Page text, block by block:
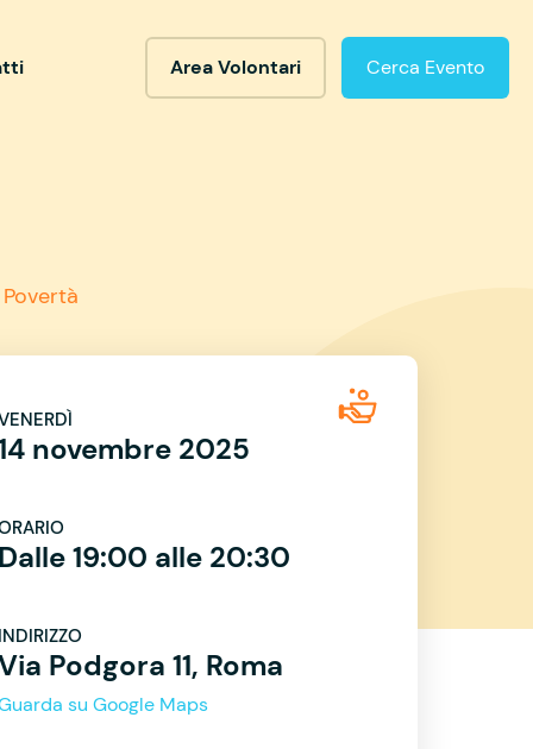
Area Volontari Cerca Evento
novembre 2025
19:00 alle 20:30
Podgora 11, Roma
su Google Maps